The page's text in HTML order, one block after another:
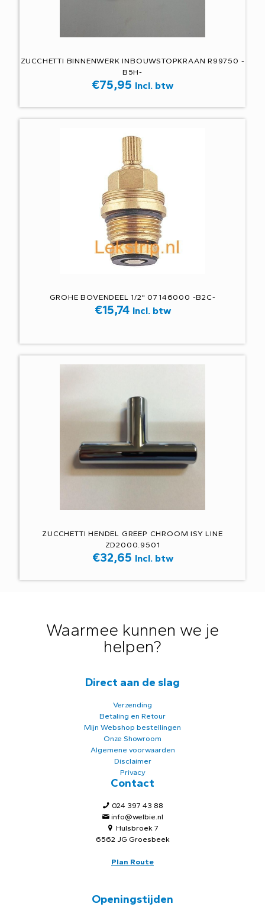
ZUCCHETTI BINNENWERK INBOUWSTOPKRAAN R99750 -
B5H-
€75,95 Incl. btw
GROHE BOVENDEEL 1/2" 07146000 -B2C-
€15,74 Incl. btw
ZUCCHETTI HENDEL GREEP CHROOM ISY LINE
ZD2000.9501
€32,65 Incl. btw
Waarmee kunnen we je
helpen?
Direct aan de slag
Verzending
Betaling en Retour
Mijn Webshop bestellingen
Onze Showroom
Algemene voorwaarden
Disclaimer
Privacy
Contact
024 397 43 88
info@welbie.nl
Hulsbroek 7
6562 JG Groesbeek
Plan Route
Openingstijden